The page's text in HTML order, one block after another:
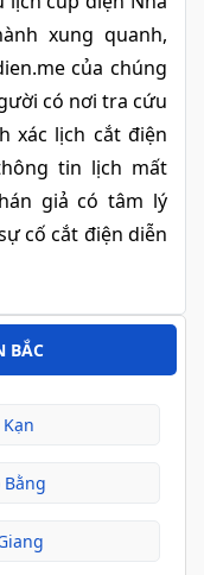
xung quanh,
của chúng
có nơi tra cứu
xác lịch cắt điện
tin lịch mất
giả có tâm lý
cố cắt điện diễn
BẮC
Kạn
Bằng